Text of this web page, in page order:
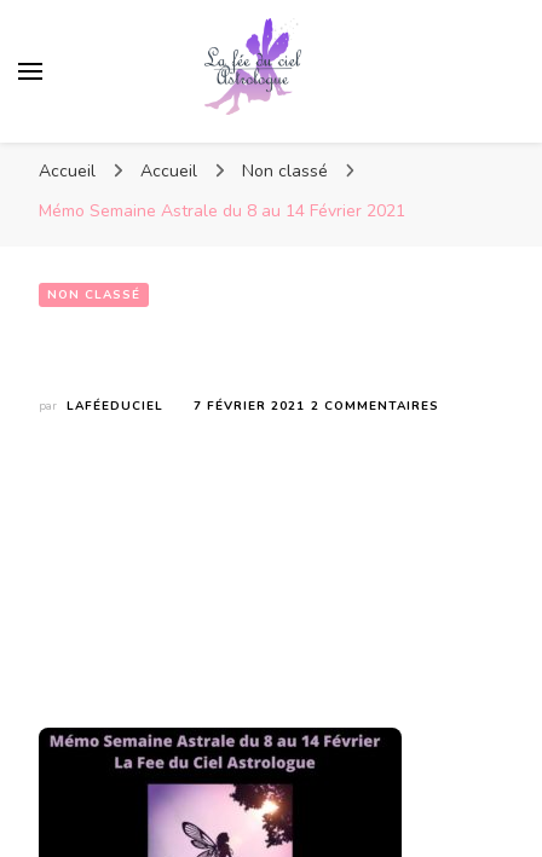
Accueil Accueil
Non classé
Mémo Semaine Astrale du 8 au 14 Février 2021
NON CLASSÉ
par LAFÉEDUCIEL 7 FÉVRIER 2021 2 COMMENTAIRES